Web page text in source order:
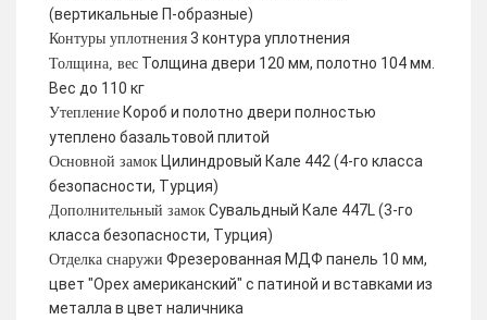
(вертикальные П-образные)
Контуры уплотнения 3 контура уплотнения
Толщина, вес Толщина двери 120 мм, полотно 104 мм.
Вес до 110 кг
Утепление Короб и полотно двери полностью
утеплено базальтовой плитой
Основной замок Цилиндровый Кале 442 (4-го класса
безопасности, Турция)
Дополнительный замок Сувальдный Кале 447L (3-го
класса безопасности, Турция)
Отделка снаружи Фрезерованная МДФ панель 10 мм,
цвет "Орех американский" с патиной и вставками из
металла в цвет наличника